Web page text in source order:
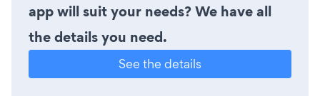
app will suit your needs? We have all
the details you need.
See the details